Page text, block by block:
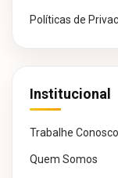
Políticas de
Institucional
Trabalhe Conosco
Quem Somos